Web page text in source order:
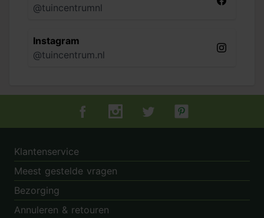
@tuincentrumnl
Instagram
@tuincentrum.nl
Tuincentrum.nl op Facebook
Tuincentrum.nl op Instagram
Tuincentrum.nl op Twitter
Tuincentrum.nl op
Klantenservice
Meest gestelde vragen
Bezorging
Annuleren & retouren